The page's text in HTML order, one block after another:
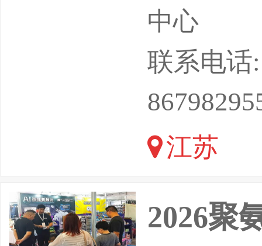
能制造展
展2026
化及机
中心
联系电话
江苏
2026聚